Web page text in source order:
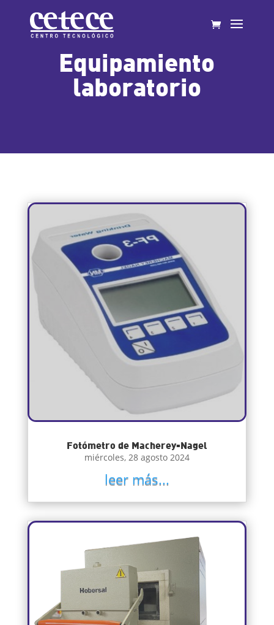
Equipamiento
laboratorio
Fotómetro de Macherey-Nagel
miércoles, 28 agosto 2024
leer más...